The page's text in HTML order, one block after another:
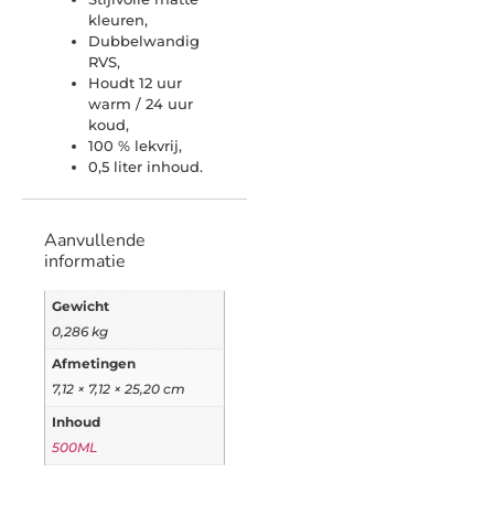
kleuren,
Dubbelwandig
RVS,
Houdt 12 uur
warm / 24 uur
koud,
100 % lekvrij,
0,5 liter inhoud.
Aanvullende
informatie
Gewicht
0,286 kg
Afmetingen
7,12 × 7,12 × 25,20 cm
Inhoud
500ML